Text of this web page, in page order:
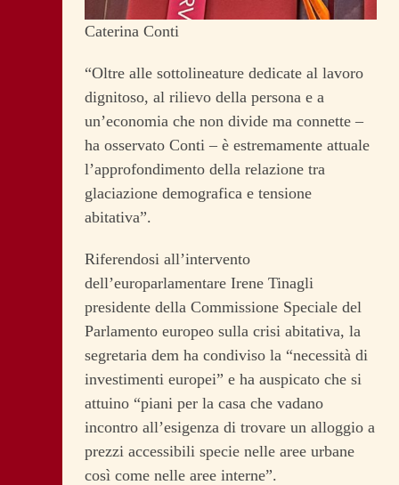
Caterina Conti
“Oltre alle sottolineature dedicate al lavoro
dignitoso, al rilievo della persona e a
un’economia che non divide ma connette –
ha osservato Conti – è estremamente attuale
l’approfondimento della relazione tra
glaciazione demografica e tensione
abitativa”.
Riferendosi all’intervento
dell’europarlamentare Irene Tinagli
presidente della Commissione Speciale del
Parlamento europeo sulla crisi abitativa, la
segretaria dem ha condiviso la “necessità di
investimenti europei” e ha auspicato che si
attuino “piani per la casa che vadano
incontro all’esigenza di trovare un alloggio a
prezzi accessibili specie nelle aree urbane
così come nelle aree interne”.